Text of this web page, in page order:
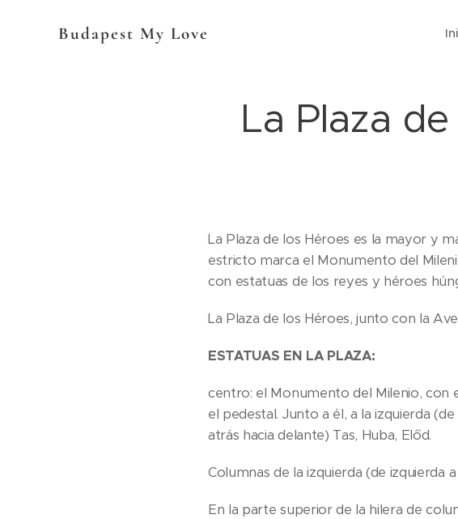
Budapest My Love
La Plaza
La Plaza de los Héroes es la mayor y
estricto marca el Monumento del
con estatuas de los reyes y héroes
La Plaza de los Héroes, junto con la
ESTATUAS EN LA PLAZA:
centro: el Monumento del Milenio, con
el pedestal. Junto a él, a la izquierda
atrás hacia delante) Tas, Huba, Előd.
Columnas de la izquierda (de izquierda
En la parte superior de la hilera de